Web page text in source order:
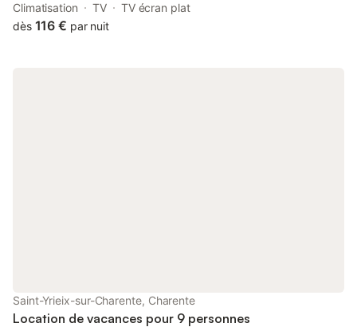
familiale climatisée offers air conditioning. The property is non-
smoking and is set 47 km from La Prèze Golf Course.
Climatisation TV
TV écran plat
dès 116 € par nuit
Saint-Yrieix-sur-Charente, Charente
Location de vacances pour 9 personnes